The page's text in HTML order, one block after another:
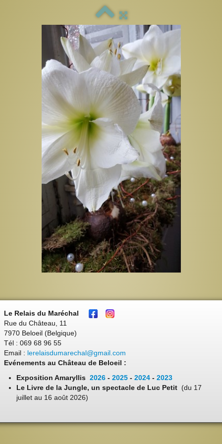
Le Relais du Maréchal
Rue du Château, 11
7970 Beloeil (Belgique)
Tél : 069 68 96 55
Email : lerelaisdumarechal@gmail.com
Evénements au Château de Beloeil :
Exposition Amaryllis 2026 - 2025 - 2024 - 2023
Le Livre de la Jungle, un spectacle de Luc Petit (du 17
juillet au 16 août 2026)